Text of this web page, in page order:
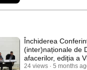
Închiderea
(inter)naționale de
afacerilor, ediția a
24 views 5 months